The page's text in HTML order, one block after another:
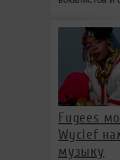
Fugees
Wyclef
музыку